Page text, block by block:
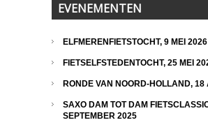
EVENEMENTEN
ELFMERENFIETSTOCHT, 9 MEI 2026
FIETSELFSTEDENTOCHT, 25 MEI
RONDE VAN NOORD-HOLLAND, 18
SAXO DAM TOT DAM
SEPTEMBER 2025